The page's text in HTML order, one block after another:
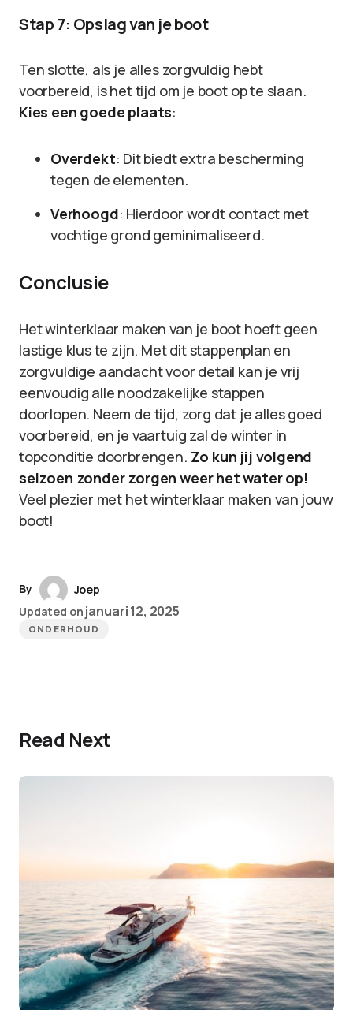
Stap 7: Opslag van je boot
Ten slotte, als je alles zorgvuldig hebt
voorbereid, is het tijd om je boot op te slaan.
Kies een goede plaats:
Overdekt: Dit biedt extra bescherming
tegen de elementen.
Verhoogd: Hierdoor wordt contact met
vochtige grond geminimaliseerd.
Conclusie
Het winterklaar maken van je boot hoeft geen
lastige klus te zijn. Met dit stappenplan en
zorgvuldige aandacht voor detail kan je vrij
eenvoudig alle noodzakelijke stappen
doorlopen. Neem de tijd, zorg dat je alles goed
voorbereid, en je vaartuig zal de winter in
topconditie doorbrengen. Zo kun jij volgend
seizoen zonder zorgen weer het water op!
Veel plezier met het winterklaar maken van jouw
boot!
By
Joep
Updated on januari 12, 2025
ONDERHOUD
Read Next